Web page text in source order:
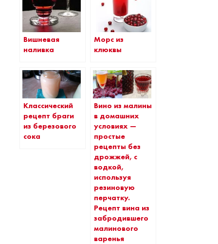
Вишневая
наливка
Морс из
клюквы
Классический
рецепт браги
из березового
сока
Вино из малины
в домашних
условиях —
простые
рецепты без
дрожжей, с
водкой,
используя
резиновую
перчатку.
Рецепт вина из
забродившего
малинового
варенья